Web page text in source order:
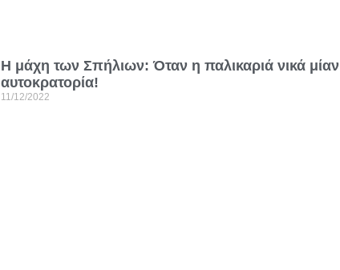
Η μάχη των Σπήλιων: Όταν η παλικαριά νικά μίαν
αυτοκρατορία!
11/12/2022